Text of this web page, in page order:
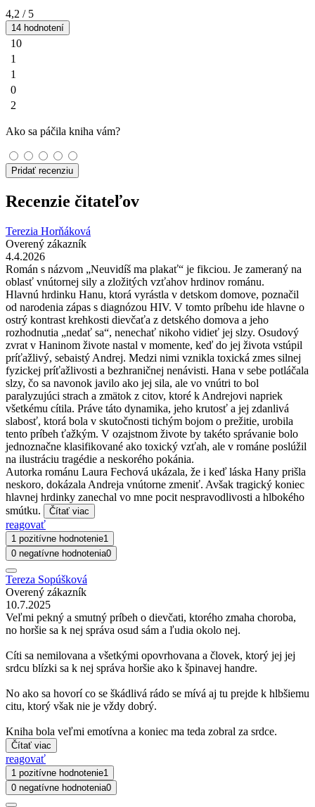
4,2 / 5
14 hodnotení
10
1
1
0
2
Ako sa páčila kniha vám?
Pridať recenziu
Recenzie čitateľov
Terezia Horňáková
Overený zákazník
4.4.2026
Román s názvom „Neuvidíš ma plakať“ je fikciou. Je zameraný na
oblasť vnútornej sily a zložitých vzťahov hrdinov románu.
Hlavnú hrdinku Hanu, ktorá vyrástla v detskom domove, poznačil
od narodenia zápas s diagnózou HIV. V tomto príbehu ide hlavne o
ostrý kontrast krehkosti dievčaťa z detského domova a jeho
rozhodnutia „nedať sa“, nenechať nikoho vidieť jej slzy. Osudový
zvrat v Haninom živote nastal v momente, keď do jej života vstúpil
príťažlivý, sebaistý Andrej. Medzi nimi vznikla toxická zmes silnej
fyzickej príťažlivosti a bezhraničnej nenávisti. Hana v sebe potláčala
slzy, čo sa navonok javilo ako jej sila, ale vo vnútri to bol
paralyzujúci strach a zmätok z citov, ktoré k Andrejovi napriek
všetkému cítila. Práve táto dynamika, jeho krutosť a jej zdanlivá
slabosť, ktorá bola v skutočnosti tichým bojom o prežitie, urobila
tento príbeh ťažkým. V ozajstnom živote by takéto správanie bolo
jednoznačne klasifikované ako toxický vzťah, ale v románe poslúžil
na ilustráciu tragédie a neskorého pokánia.
Autorka románu Laura Fechová ukázala, že i keď láska Hany prišla
neskoro, dokázala Andreja vnútorne zmeniť. Avšak tragický koniec
hlavnej hrdinky zanechal vo mne pocit nespravodlivosti a hlbokého
smútku.
Čítať viac
reagovať
1 pozitívne hodnotenie1
0 negatívne hodnotenia0
Tereza Sopúšková
Overený zákazník
10.7.2025
Veľmi pekný a smutný príbeh o dievčati, ktorého zmaha choroba,
no horšie sa k nej správa osud sám a ľudia okolo nej.
Cíti sa nemilovana a všetkými opovrhovana a človek, ktorý jej jej
srdcu blízki sa k nej správa horšie ako k špinavej handre.
No ako sa hovorí co se škádlivá rádo se mívá aj tu prejde k hlbšiemu
citu, ktorý však nie je vždy dobrý.
Kniha bola veľmi emotívna a koniec ma teda zobral za srdce.
Čítať viac
reagovať
1 pozitívne hodnotenie1
0 negatívne hodnotenia0